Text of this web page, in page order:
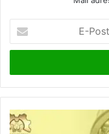
Posta
adresinizi
Araştırmacılar
Rulmanların